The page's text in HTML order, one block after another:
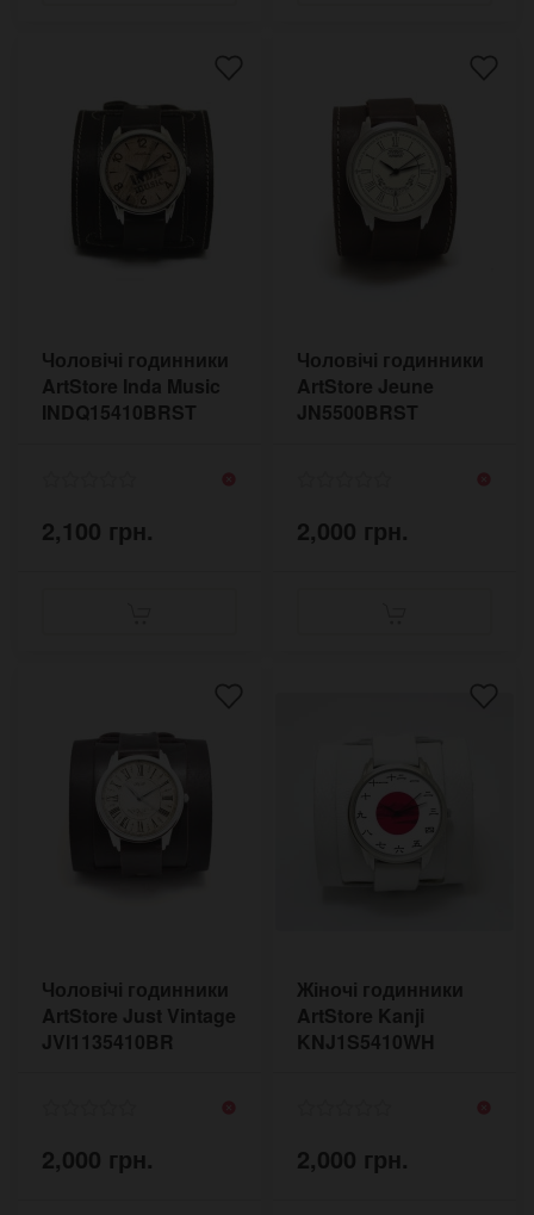
Чоловічі годинники
ArtStore Inda Music
INDQ15410BRST
2,100 грн.
Чоловічі годинники
ArtStore Jeune
JN5500BRST
2,000 грн.
Чоловічі годинники
ArtStore Just Vintage
JVI1135410BR
2,000 грн.
Жіночі годинники
ArtStore Kanji
KNJ1S5410WH
2,000 грн.